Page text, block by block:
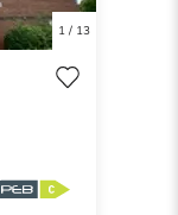
1/ 13